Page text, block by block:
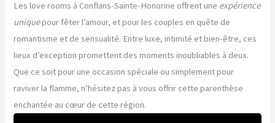
Les love rooms à Conflans-Sainte-Honorine offrent une expérience
uniquepour fêter l’amour, et pour les couples en quête de
romantisme et de sensualité. Entre luxe, intimité et bien-être, ces
lieux d’exception promettent des moments inoubliables à deux.
Que ce soit pour une occasion spéciale ou simplement pour
raviver la flamme, n’hésitez pas à vous offrir cette parenthèse
enchantée au cœur de cette région.